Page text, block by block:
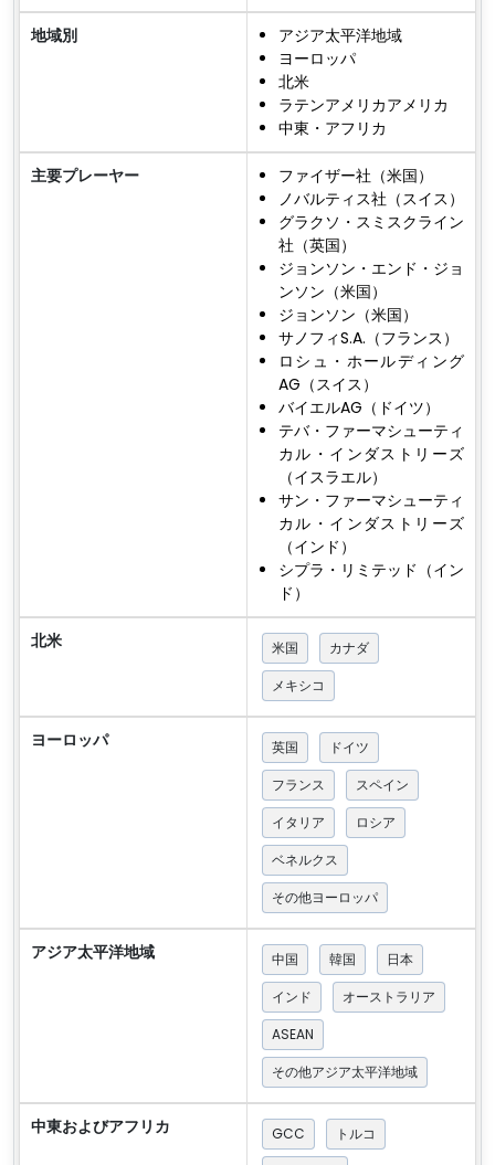
地域別
アジア太平洋地域
ヨーロッパ
北米
ラテンアメリカアメリカ
中東・アフリカ
主要プレーヤー
ファイザー社（米国）
ノバルティス社（スイス）
グラクソ・スミスクライン
社（英国）
ジョンソン・エンド・ジョ
ンソン（米国）
ジョンソン（米国）
サノフィS.A.（フランス）
ロシュ・ホールディング
AG（スイス）
バイエルAG（ドイツ）
テバ・ファーマシューティ
カル・インダストリーズ
（イスラエル）
サン・ファーマシューティ
カル・インダストリーズ
（インド）
シプラ・リミテッド（イン
ド）
北米 米国
カナダ
メキシコ
ヨーロッパ 英国
ドイツ
フランス
スペイン
イタリア
ロシア
ベネルクス
その他ヨーロッパ
アジア太平洋地域 中国 韓国
日本
インド
オーストラリア
ASEAN
その他アジア太平洋地域
中東およびアフリカ GCC
トルコ